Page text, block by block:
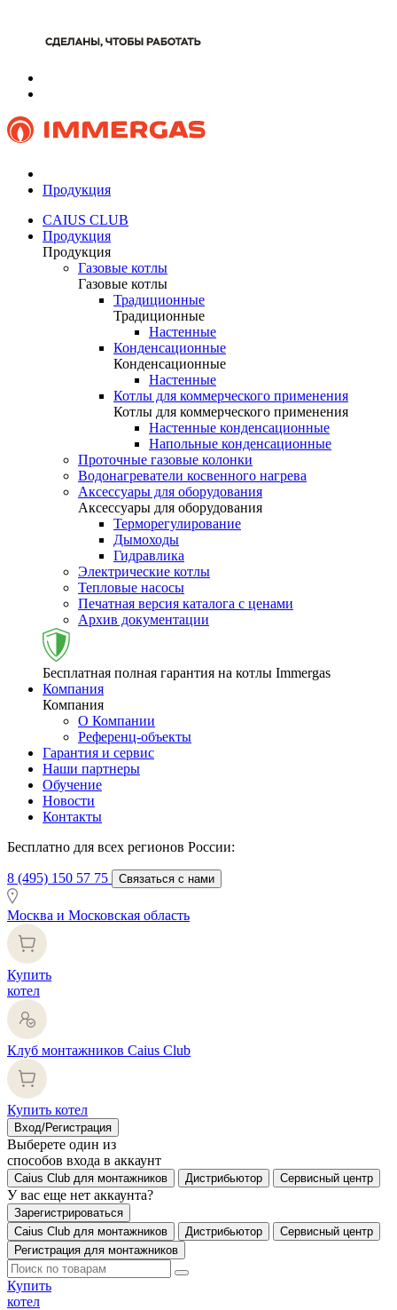
Продукция
CAIUS CLUB
Продукция
Продукция
Газовые котлы
Газовые котлы
Традиционные
Традиционные
Настенные
Конденсационные
Конденсационные
Настенные
Котлы для коммерческого применения
Котлы для коммерческого применения
Настенные конденсационные
Напольные конденсационные
Проточные газовые колонки
Водонагреватели косвенного нагрева
Аксессуары для оборудования
Аксессуары для оборудования
Терморегулирование
Дымоходы
Гидравлика
Электрические котлы
Тепловые насосы
Печатная версия каталога с ценами
Архив документации
Бесплатная полная гарантия на котлы Immergas
Компания
Компания
О Компании
Референц-объекты
Гарантия и сервис
Наши партнеры
Обучение
Новости
Контакты
Бесплатно для всех регионов России:
8 (495) 150 57 75 Связаться с нами
Москва и Московская область
Купить
котел
Клуб монтажников Caius Club
Купить котел
Вход/Регистрация
Выберете один из
способов входа в аккаунт
Caius Club для монтажников Дистрибьютор Сервисный центр
У вас еще нет аккаунта?
Зарегистрироваться
Caius Club для монтажников
Дистрибьютор
Сервисный центр
Регистрация для монтажников
Купить
котел